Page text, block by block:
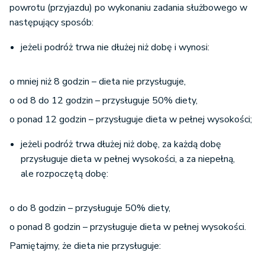
powrotu (przyjazdu) po wykonaniu zadania służbowego w
następujący sposób:
jeżeli podróż trwa nie dłużej niż dobę i wynosi:
o mniej niż 8 godzin – dieta nie przysługuje,
o od 8 do 12 godzin – przysługuje 50% diety,
o ponad 12 godzin – przysługuje dieta w pełnej wysokości;
jeżeli podróż trwa dłużej niż dobę, za każdą dobę
przysługuje dieta w pełnej wysokości, a za niepełną,
ale rozpoczętą dobę:
o do 8 godzin – przysługuje 50% diety,
o ponad 8 godzin – przysługuje dieta w pełnej wysokości.
Pamiętajmy, że dieta nie przysługuje: